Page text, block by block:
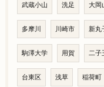
武蔵小山 洗足 大岡
多摩川 川崎市 新丸
駒澤大学 用賀 二子
台東区 浅草 稲荷町